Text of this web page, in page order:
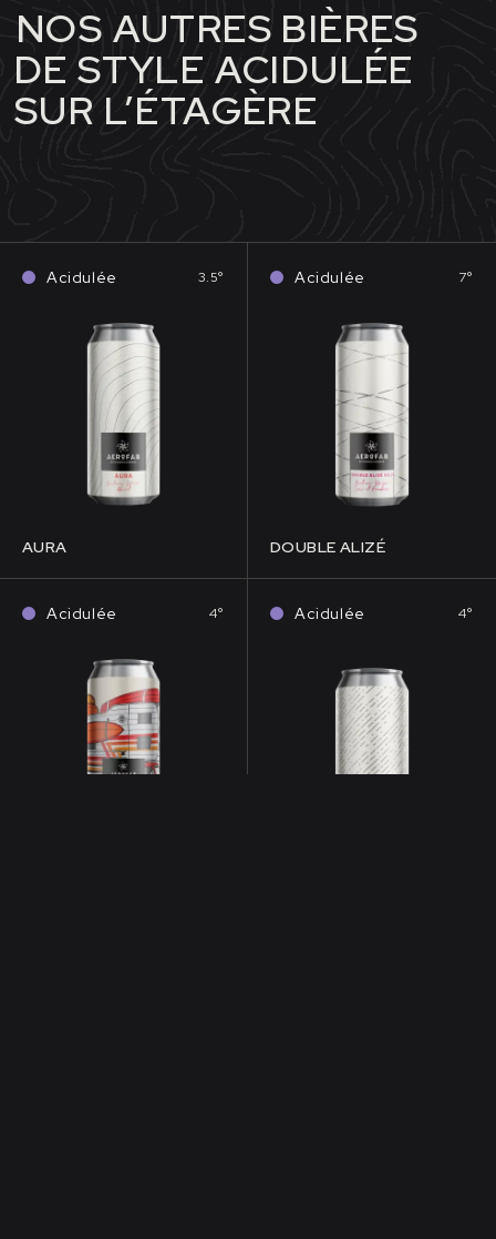
NOS AUTRES BIÈRES
DE STYLE ACIDULÉE
SUR L’ÉTAGÈRE
Acidulée 3.5°
AURA
Acidulée 7°
DOUBLE ALIZÉ
Acidulée 4° Acidulée 4°
DANGEREUX POUR LA SANTÉ, À CONSOMMER AVEC MODÉRATION.L’ABUS D’ALCOOL